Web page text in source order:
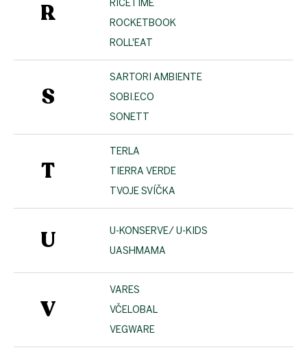
R
RICETIME
ROCKETBOOK
ROLL'EAT
S
SARTORI AMBIENTE
SOBI.ECO
SONETT
T
TERLA
TIERRA VERDE
TVOJE SVÍČKA
U
U-KONSERVE/ U-KIDS
UASHMAMA
V
VARES
VČELOBAL
VEGWARE